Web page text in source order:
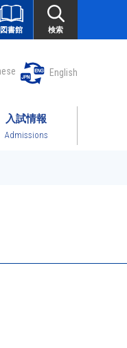
図書館 検索
English
入試情報
Admissions